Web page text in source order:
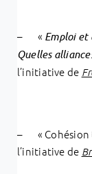
– « Emploi
Quelles
l’initiative de
– « Cohésion
l’initiative de